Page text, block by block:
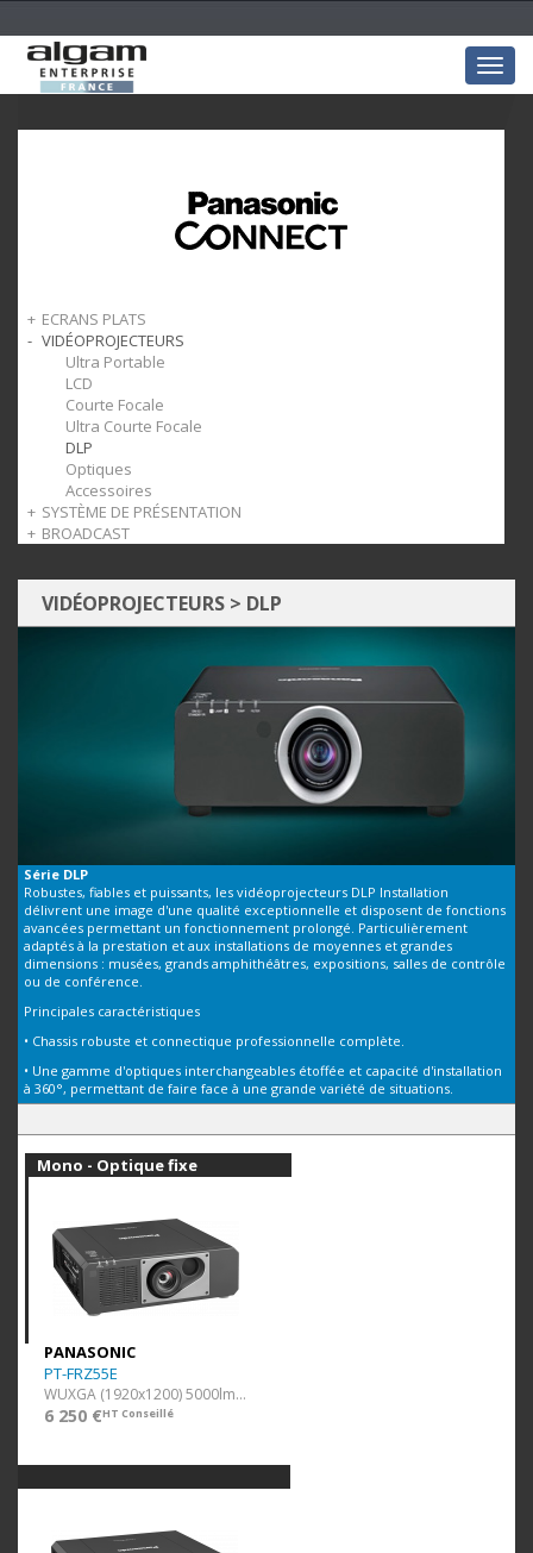
ECRANS PLATS
LCD
Accessoires
VIDÉOPROJECTEURS
Ultra Portable
LCD
Courte Focale
Ultra Courte Focale
DLP
Optiques
Accessoires
SYSTÈME DE PRÉSENTATION
PressIT
BROADCAST
Services
Caméras
Optiques LUMIX
Stockage de masse P2
VIDÉOPROJECTEURS > DLP
Série DLP
Robustes, fiables et puissants, les vidéoprojecteurs DLP Installation
délivrent une image d'une qualité exceptionnelle et disposent de fonctions
avancées permettant un fonctionnement prolongé. Particulièrement
adaptés à la prestation et aux installations de moyennes et grandes
dimensions : musées, grands amphithéâtres, expositions, salles de contrôle
ou de conférence.
Principales caractéristiques
• Chassis robuste et connectique professionnelle complète.
• Une gamme d'optiques interchangeables étoffée et capacité d'installation
à 360°, permettant de faire face à une grande variété de situations.
Blending pour générer des images géantes, Digital Link offrant une plus
grande flexibilité d'installation, correction géométrique...
Mono - Optique fixe
PANASONIC
PT-FRZ55E
WUXGA (1920x1200) 5000lm noir
6 250 €HT Conseillé